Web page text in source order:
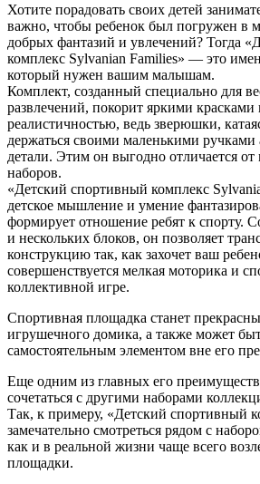
Хотите порадовать своих детей
важно, чтобы ребенок был погружен в
добрых фантазий и увлечений? Тогда
комплекс Sylvanian Families» — это
который нужен вашим малышам.
Комплект, созданный специально для
развлечений, покорит яркими
реалистичностью, ведь зверюшки,
держаться своими маленькими ручками
детали. Этим он выгодно отличается
наборов.
«Детский спортивный комплекс
детское мышление и умение
формирует отношение ребят к спорту.
и нескольких блоков, он позволяет
конструкцию так, как захочет ваш
совершенствуется мелкая моторика и
коллективной игре.
Спортивная площадка станет
игрушечного домика, а также может
самостоятельным элементом вне его
Еще одним из главных его преимуществ
сочетаться с другими наборами
Так, к примеру, «Детский спортивный
замечательно смотреться рядом с
как и в реальной жизни чаще всего
площадки.